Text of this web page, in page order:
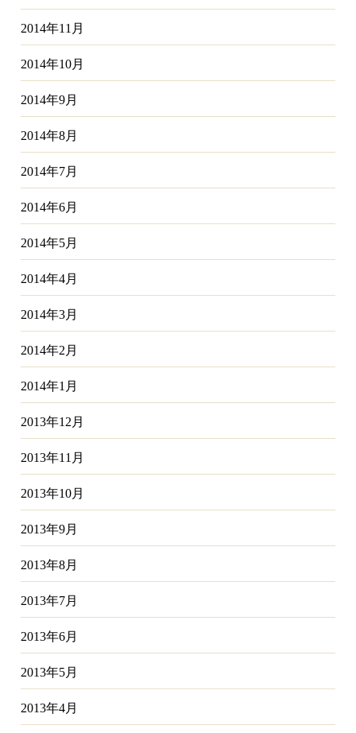
2014年11月
2014年10月
2014年9月
2014年8月
2014年7月
2014年6月
2014年5月
2014年4月
2014年3月
2014年2月
2014年1月
2013年12月
2013年11月
2013年10月
2013年9月
2013年8月
2013年7月
2013年6月
2013年5月
2013年4月